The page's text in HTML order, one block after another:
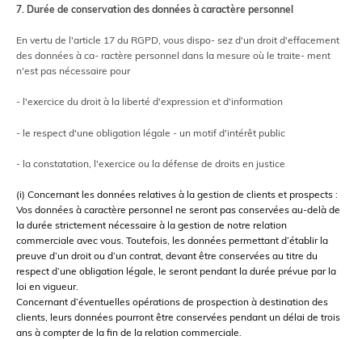
7. Durée de conservation des données à caractère personnel
En vertu de l'article 17 du RGPD, vous dispo- sez d'un droit d'effacement
des données à ca- ractère personnel dans la mesure où le traite- ment
n'est pas nécessaire pour
- l'exercice du droit à la liberté d'expression et d'information
- le respect d'une obligation légale - un motif d'intérêt public
- la constatation, l'exercice ou la défense de droits en justice
(i) Concernant les données relatives à la gestion de clients et prospects :
Vos données à caractère personnel ne seront pas conservées au-delà de
la durée strictement nécessaire à la gestion de notre relation
commerciale avec vous. Toutefois, les données permettant d’établir la
preuve d’un droit ou d’un contrat, devant être conservées au titre du
respect d’une obligation légale, le seront pendant la durée prévue par la
loi en vigueur.
Concernant d’éventuelles opérations de prospection à destination des
clients, leurs données pourront être conservées pendant un délai de trois
ans à compter de la fin de la relation commerciale.